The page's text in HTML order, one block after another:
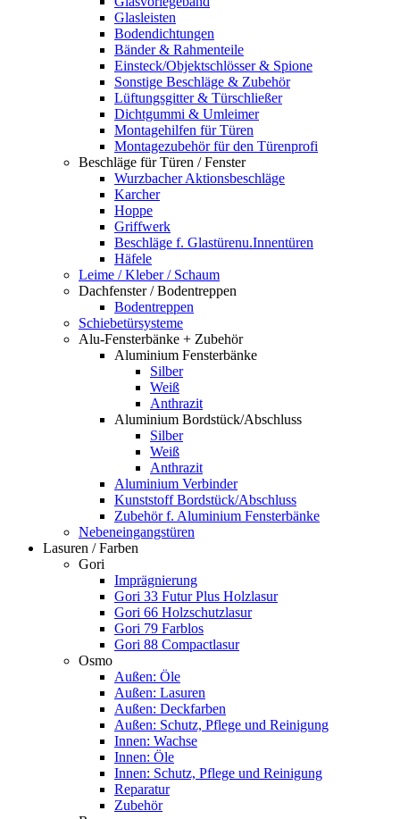
Glasleisten
Bodendichtungen
Bänder & Rahmenteile
Einsteck/Objektschlösser & Spione
Sonstige Beschläge & Zubehör
Lüftungsgitter & Türschließer
Dichtgummi & Umleimer
Montagehilfen für Türen
Montagezubehör für den Türenprofi
Beschläge für Türen / Fenster
Wurzbacher Aktionsbeschläge
Karcher
Hoppe
Griffwerk
Beschläge f. Glastürenu.Innentüren
Häfele
Leime / Kleber / Schaum
Dachfenster / Bodentreppen
Bodentreppen
Schiebetürsysteme
Alu-Fensterbänke + Zubehör
Aluminium Fensterbänke
Silber
Weiß
Anthrazit
Aluminium Bordstück/Abschluss
Silber
Weiß
Anthrazit
Aluminium Verbinder
Kunststoff Bordstück/Abschluss
Zubehör f. Aluminium Fensterbänke
Nebeneingangstüren
Lasuren / Farben
Gori
Imprägnierung
Gori 33 Futur Plus Holzlasur
Gori 66 Holzschutzlasur
Gori 79 Farblos
Gori 88 Compactlasur
Osmo
Außen: Öle
Außen: Lasuren
Außen: Deckfarben
Außen: Schutz, Pflege und Reinigung
Innen: Wachse
Innen: Öle
Innen: Schutz, Pflege und Reinigung
Reparatur
Zubehör